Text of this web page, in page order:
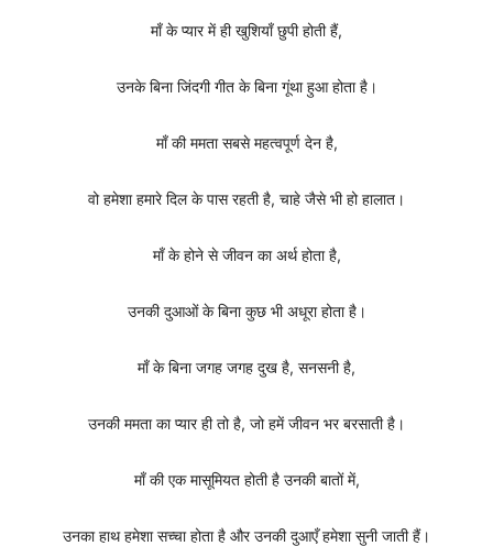
माँ के प्यार में ही खुशियाँ छुपी होती हैं,
उनके बिना जिंदगी गीत के बिना गूंथा हुआ होता है।
माँ की ममता सबसे महत्वपूर्ण देन है,
वो हमेशा हमारे दिल के पास रहती है, चाहे जैसे भी हो हालात।
माँ के होने से जीवन का अर्थ होता है,
उनकी दुआओं के बिना कुछ भी अधूरा होता है।
माँ के बिना जगह जगह दुख है, सनसनी है,
उनकी ममता का प्यार ही तो है, जो हमें जीवन भर बरसाती है।
माँ की एक मासूमियत होती है उनकी बातों में,
उनका हाथ हमेशा सच्चा होता है और उनकी दुआएँ हमेशा सुनी जाती हैं।